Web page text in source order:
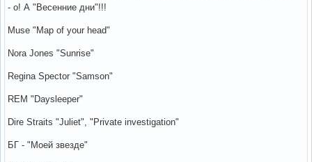
- о! А "Весенние дни"!!!
Muse "Map of your head"
Nora Jones "Sunrise"
Regina Spector "Samson"
REM "Daysleeper"
Dire Straits "Juliet", "Private investigation"
БГ - "Моей звезде"